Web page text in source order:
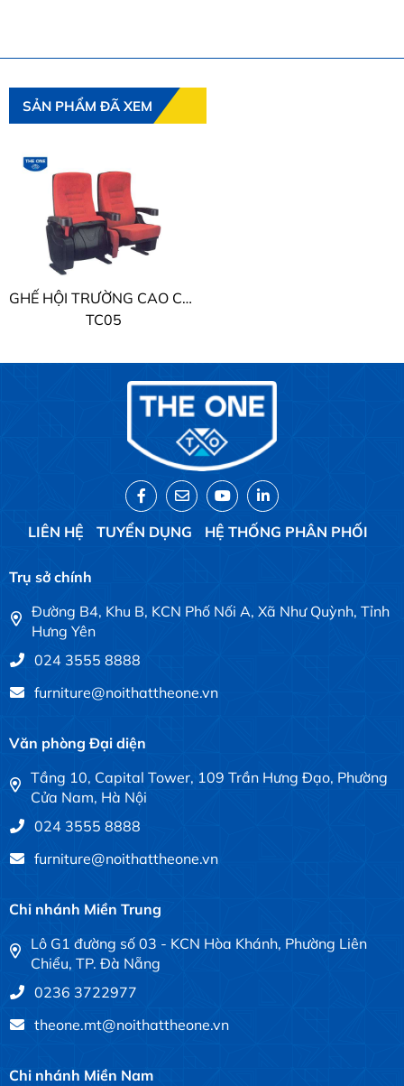
SẢN PHẨM ĐÃ XEM
GHẾ HỘI TRƯỜNG CAO CẤP TC THE ONE
TC05
LIÊN HỆ TUYỂN DỤNG HỆ THỐNG PHÂN PHỐI
Trụ sở chính
Đường B4, Khu B, KCN Phố Nối A, Xã Như Quỳnh, Tỉnh
Hưng Yên
024 3555 8888
furniture@noithattheone.vn
Văn phòng Đại diện
Tầng 10, Capital Tower, 109 Trần Hưng Đạo, Phường
Cửa Nam, Hà Nội
024 3555 8888
furniture@noithattheone.vn
Chi nhánh Miền Trung
Lô G1 đường số 03 - KCN Hòa Khánh, Phường Liên
Chiểu, TP. Đà Nẵng
0236 3722977
theone.mt@noithattheone.vn
Chi nhánh Miền Nam